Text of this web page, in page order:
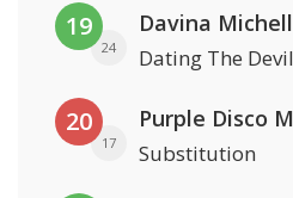
19
24
Davina
Dating The Devil
20
17
Purple Disco
Substitution